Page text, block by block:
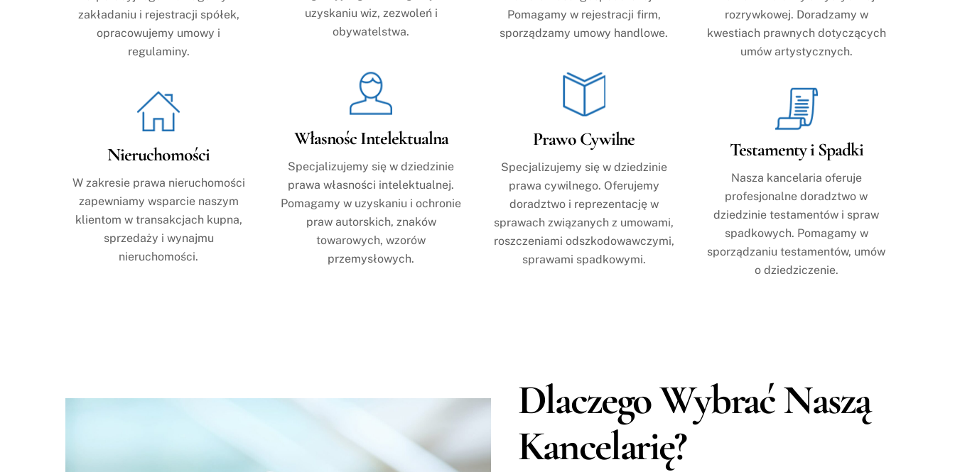
zakładaniu i rejestracji spółek,
opracowujemy umowy i
regulaminy.
Nieruchomości
W zakresie prawa nieruchomości
zapewniamy wsparcie naszym
klientom w transakcjach kupna,
sprzedaży i wynajmu
nieruchomości.
uzyskaniu wiz, zezwoleń i
obywatelstwa.
Własnośc Intelektualna
Specjalizujemy się w dziedzinie
prawa własności intelektualnej.
Pomagamy w uzyskaniu i ochronie
praw autorskich, znaków
towarowych, wzorów
przemysłowych.
Pomagamy w rejestracji firm,
sporządzamy umowy handlowe.
Prawo Cywilne
Specjalizujemy się w dziedzinie
prawa cywilnego. Oferujemy
doradztwo i reprezentację w
sprawach związanych z umowami,
roszczeniami odszkodowawczymi,
sprawami spadkowymi.
rozrywkowej. Doradzamy w
kwestiach prawnych dotyczących
umów artystycznych.
Testamenty i Spadki
Nasza kancelaria oferuje
profesjonalne doradztwo w
dziedzinie testamentów i spraw
spadkowych. Pomagamy w
sporządzaniu testamentów, umów
o dziedziczenie.
Dlaczego Wybrać Naszą
Kancelarię?